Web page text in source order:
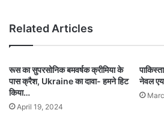
Related Articles
रूस का सुपरसोनिक बमवर्षक क्रीमिया के
पास क्रैश, Ukraine का दावा- हमने हिट
किया…
April 19, 2024
नेवल